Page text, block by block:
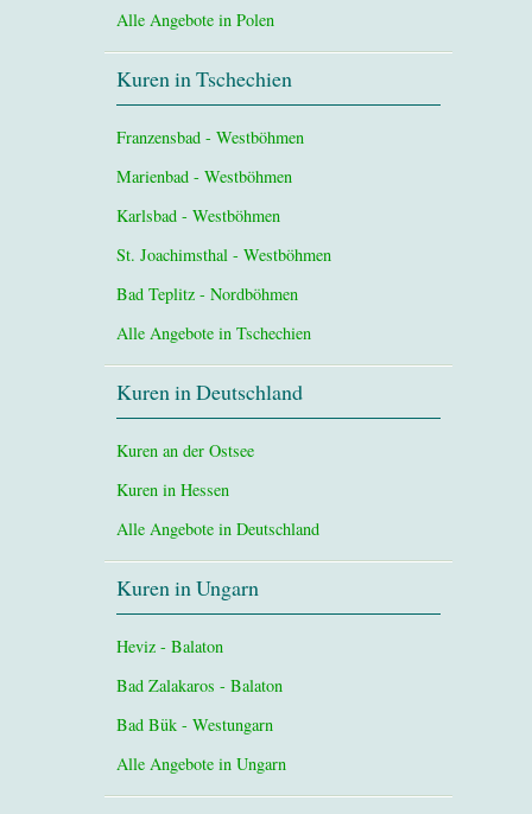
Alle Angebote in Polen
Kuren in Tschechien
Franzensbad - Westböhmen
Marienbad - Westböhmen
Karlsbad - Westböhmen
St. Joachimsthal - Westböhmen
Bad Teplitz - Nordböhmen
Alle Angebote in Tschechien
Kuren in Deutschland
Kuren an der Ostsee
Kuren in Hessen
Alle Angebote in Deutschland
Kuren in Ungarn
Heviz - Balaton
Bad Zalakaros - Balaton
Bad Bük - Westungarn
Alle Angebote in Ungarn